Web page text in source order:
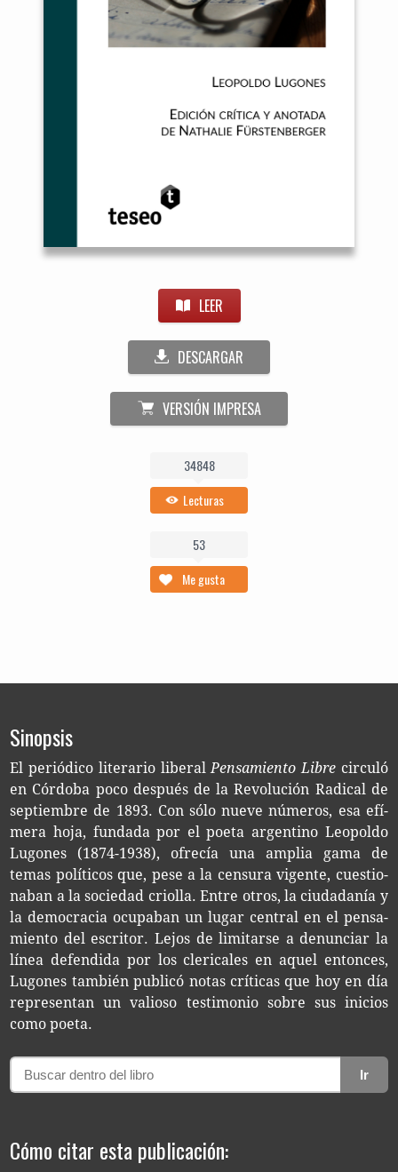
LEER
DESCARGAR
VERSIÓN IMPRESA
34848
Lecturas
53
Me gusta
Sinopsis
El perió­di­co lite­ra­rio liberalPen­sa­mien­to Libre cir­cu­ló
en Cór­do­ba poco des­pués de la Revo­lu­ción Radi­cal de
sep­tiem­bre de 1893. Con sólo nueve núme­ros, esa efí­
me­ra hoja, fun­da­da por el poeta argen­tino Leo­pol­do
Lugo­nes (1874-​1938), ofre­cía una amplia gama de
temas polí­ti­cos que, pese a la cen­su­ra vigen­te, cues­tio­
na­ban a la socie­dad crio­lla. Entre otros, la ciu­da­da­nía y
la demo­cra­cia ocu­pa­ban un lugar cen­tral en el pen­sa­
mien­to del escri­tor. Lejos de limi­tar­se a denun­ciar la
línea defen­di­da por los cle­ri­ca­les en aquel enton­ces,
Lugo­nes tam­bién publi­có notas crí­ti­cas que hoy en día
repre­sen­tan un valio­so tes­ti­mo­nio sobre sus inicios
como poeta.
Ir
Cómo citar esta publicación: